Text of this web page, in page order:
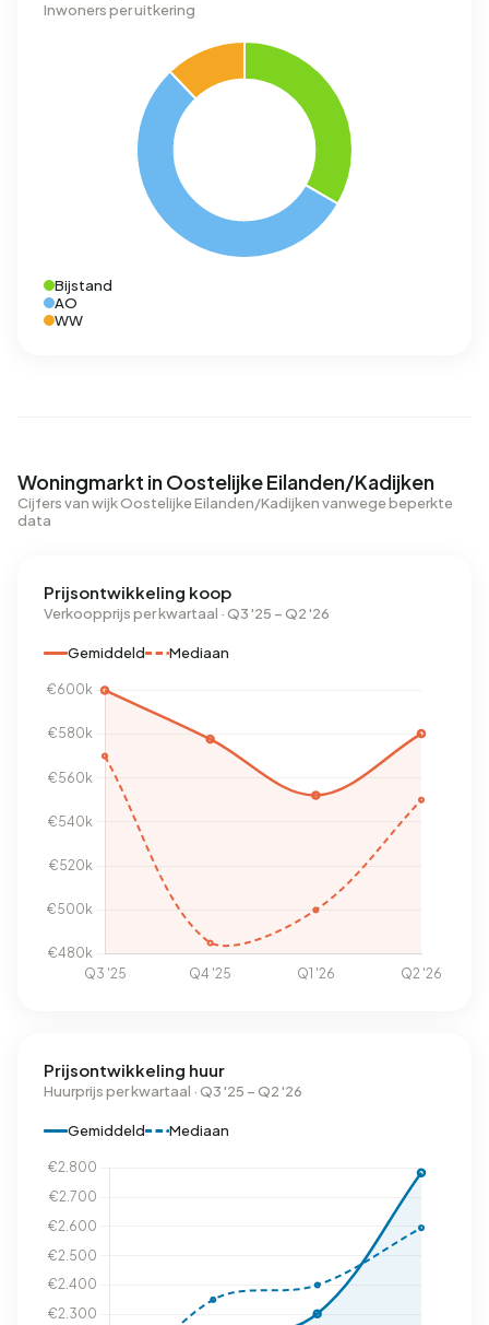
Inwoners per uitkering
Bijstand
AO
WW
Woningmarkt in Oostelijke Eilanden/Kadijken
Cijfers van wijk Oostelijke Eilanden/Kadijken vanwege beperkte
data
Prijsontwikkeling koop
Verkoopprijs per kwartaal · Q3 '25 – Q2 '26
Gemiddeld Mediaan
Prijsontwikkeling huur
Huurprijs per kwartaal · Q3 '25 – Q2 '26
Gemiddeld Mediaan